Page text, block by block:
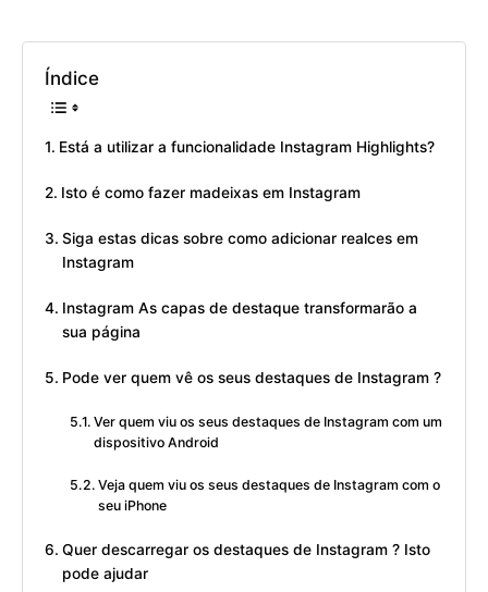
Índice
Está a utilizar a funcionalidade Instagram Highlights?
Isto é como fazer madeixas em Instagram
Siga estas dicas sobre como adicionar realces em
Instagram
Instagram As capas de destaque transformarão a
sua página
Pode ver quem vê os seus destaques de Instagram ?
Ver quem viu os seus destaques de Instagram com um
dispositivo Android
Veja quem viu os seus destaques de Instagram com o
seu iPhone
Quer descarregar os destaques de Instagram ? Isto
pode ajudar